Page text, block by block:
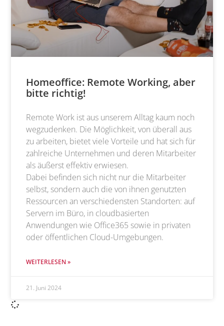
Homeoffice: Remote Working, aber
bitte richtig!
Remote Work ist aus unserem Alltag kaum noch
wegzudenken. Die Möglichkeit, von überall aus
zu arbeiten, bietet viele Vorteile und hat sich für
zahlreiche Unternehmen und deren Mitarbeiter
als äußerst effektiv erwiesen.
Dabei befinden sich nicht nur die Mitarbeiter
selbst, sondern auch die von ihnen genutzten
Ressourcen an verschiedensten Standorten: auf
Servern im Büro, in cloudbasierten
Anwendungen wie Office365 sowie in privaten
oder öffentlichen Cloud-Umgebungen.
WEITERLESEN »
21. Juni 2024